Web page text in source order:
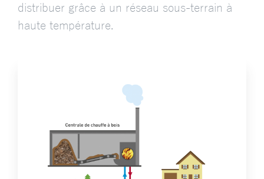
distribuer grâce à un réseau sous-terrain à
haute température.